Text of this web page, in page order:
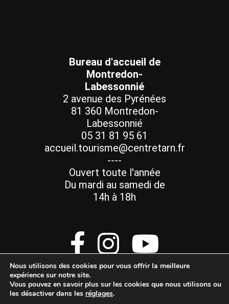
Bureau d'accueil de
Montredon-
Labessonnié
2 avenue des Pyrénées
81 360 Montredon-
Labessonnié
05 31 81 95 61
accueil.tourisme@centretarn.fr
----
Ouvert toute l'année
Du mardi au samedi de
14h à 18h
Mentions Légales
Nous utilisons des cookies pour vous offrir la meilleure
expérience sur notre site.
Vous pouvez en savoir plus sur les cookies que nous utilisons ou
les désactiver dans les réglages.